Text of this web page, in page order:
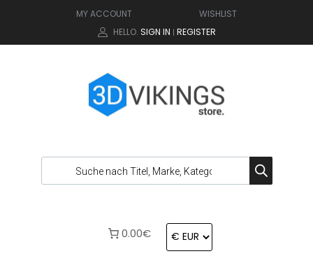
MY ACCOUNT
WISHLIST
HELLO. SIGN IN | REGISTER
0.00€